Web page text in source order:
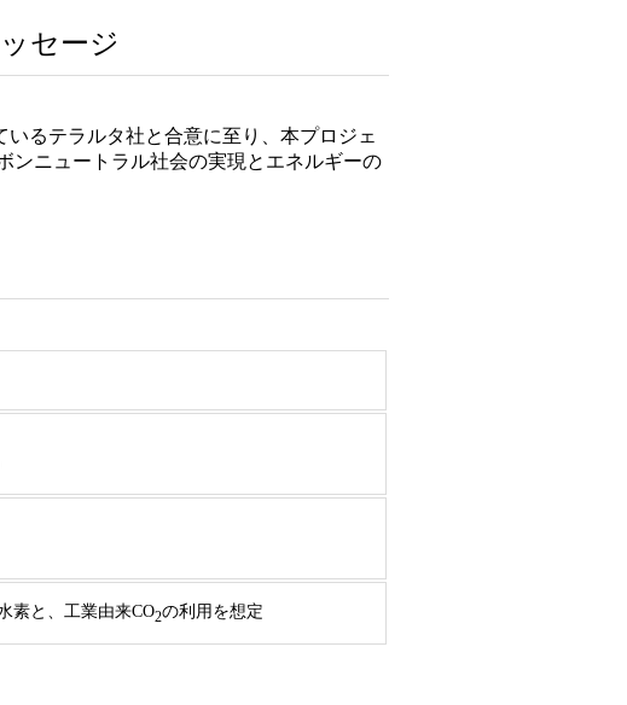
セージ
るテラルタ社と合意に至り、本プロジェ
ンニュートラル社会の実現とエネルギーの
素と、工業由来CO2の利用を想定